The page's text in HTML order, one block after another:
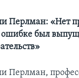
Перлман: «Нет
ошибке был
Перлман,